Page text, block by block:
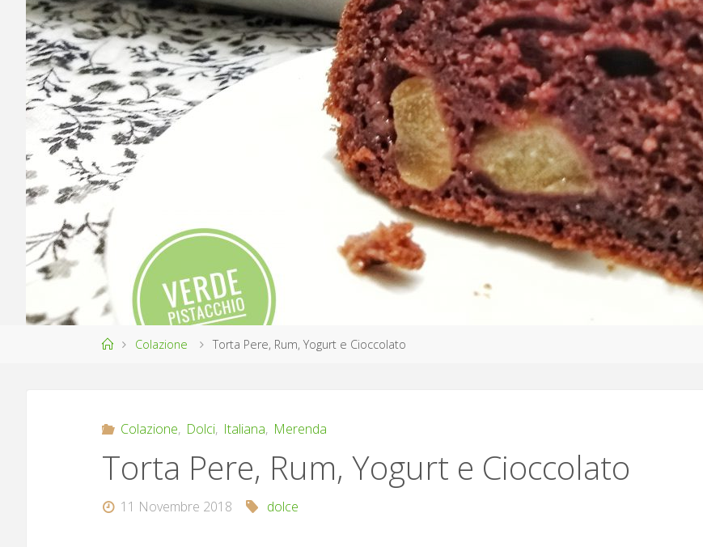
HomeColazione Torta Pere, Rum, Yogurt e Cioccolato
Colazione, Dolci, Italiana, Merenda
Torta Pere, Rum, Yogurt e Cioccolato
11 Novembre 2018 dolce